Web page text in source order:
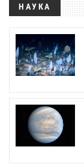
НАУКА